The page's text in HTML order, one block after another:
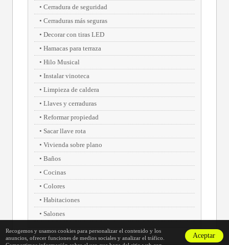
Cerradura de seguridad
Cerraduras más seguras
Decorar con tiras LED
Hamacas para terraza
Hilo Musical
Instalar vinoteca
Limpieza de caldera
Llaves y cerraduras
Reformar propiedad
Sacar llave rota
Vivienda sobre plano
Baños
Cocinas
Colores
Habitaciones
Salones
Aceptar
Recogemos y usamos cookies para personalizar el contenido y los
anuncios, ofrecer funciones de medios sociales y analizar el tráfico.